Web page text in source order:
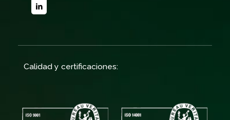
Calidad y certificaciones: